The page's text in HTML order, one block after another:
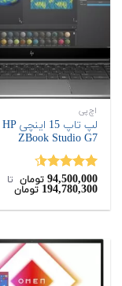
اچ‌پی
ZBook Studio G7
نمره4.50
از 5
94,500,000 تومان ‌ تا ‌
194,780,300 تومان